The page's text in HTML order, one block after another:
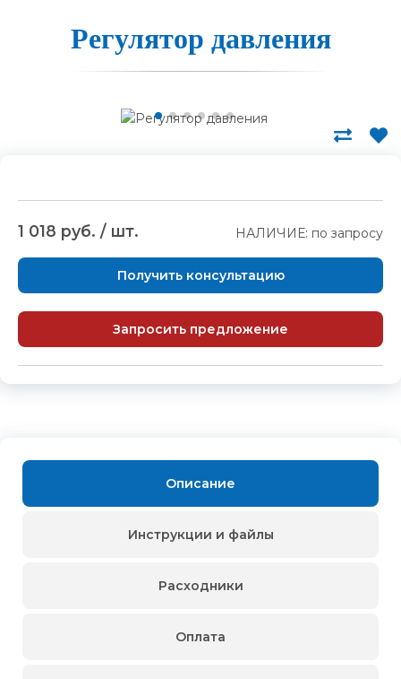
Регуля­тор дав­ле­ния
1 018 руб. / шт. НАЛИЧИЕ: по запросу
Получить консультацию
Запросить предложение
Описание
Инструкции и файлы
Расходники
Оплата